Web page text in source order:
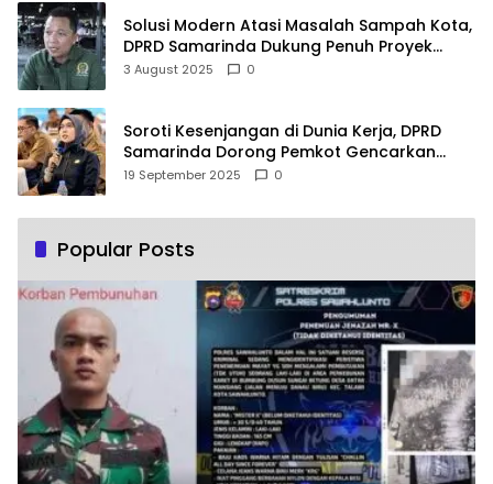
Solusi Modern Atasi Masalah Sampah Kota,
DPRD Samarinda Dukung Penuh Proyek
PLTSA
3 August 2025 0
Soroti Kesenjangan di Dunia Kerja, DPRD
Samarinda Dorong Pemkot Gencarkan
Pemberdayaan Perempuan
19 September 2025 0
Popular Posts